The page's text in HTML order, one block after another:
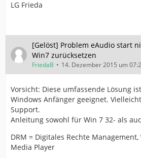
LG Frieda
[Gelöst] Problem eAudio start
Win7 zurücksetzen
FriedaB 14. Dezember 2015 um
Vorsicht: Diese umfassende Lösung
Windows Anfänger geeignet.
Support.
Anleitung sowohl für Win 7 32- als
DRM = Digitales Rechte Management,
Media Player